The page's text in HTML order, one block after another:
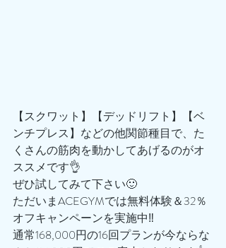
【スクワット】【デッドリフト】【ベ
ンチプレス】などの他関節種目で、た
くさんの筋肉を動かしてあげるのがオ
ススメです👌
ぜひ試してみて下さい🙂
ただいまACEGYMでは無料体験＆32％
オフキャンペーンを実施中‼️
通常168,000円の16回プランが今ならな